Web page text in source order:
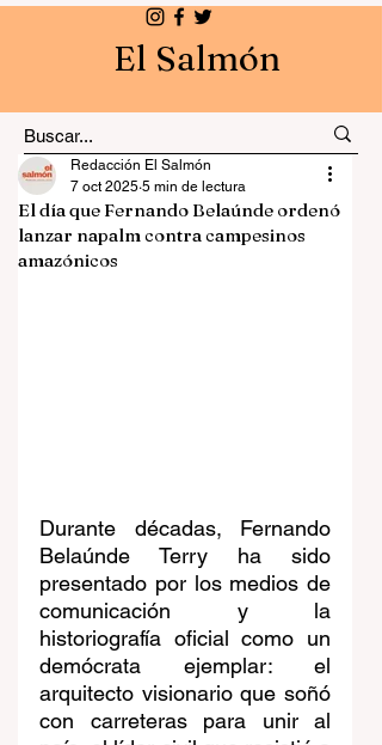
El Salmón
El día que Fernando Belaúnde ordenó
lanzar napalm contra campesinos
amazónicos
Redacción El Salmón
7 oct 2025 5 min de lectura
Durante décadas, Fernando
Belaúnde Terry ha sido
presentado por los medios de
comunicación y la
historiografía oficial como un
demócrata ejemplar: el
arquitecto visionario que soñó
con carreteras para unir al